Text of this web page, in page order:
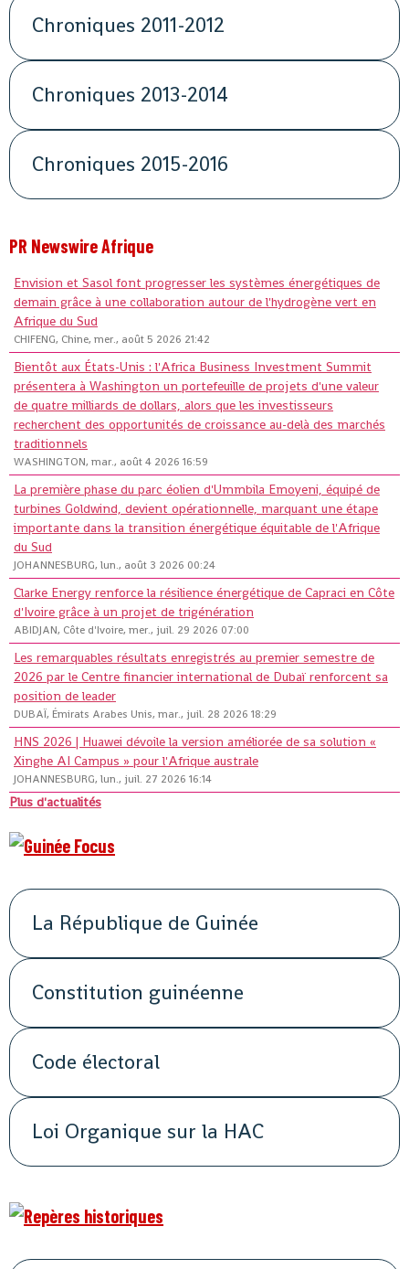
Chroniques 2011-2012
Chroniques 2013-2014
Chroniques 2015-2016
PR Newswire Afrique
Envision et Sasol font progresser les systèmes énergétiques de
demain grâce à une collaboration autour de l'hydrogène vert en
Afrique du Sud
CHIFENG, Chine, mer., août 5 2026 21:42
Bientôt aux États-Unis : l'Africa Business Investment Summit
présentera à Washington un portefeuille de projets d'une valeur
de quatre milliards de dollars, alors que les investisseurs
recherchent des opportunités de croissance au-delà des marchés
traditionnels
WASHINGTON, mar., août 4 2026 16:59
La première phase du parc éolien d'Ummbila Emoyeni, équipé de
turbines Goldwind, devient opérationnelle, marquant une étape
importante dans la transition énergétique équitable de l'Afrique
du Sud
JOHANNESBURG, lun., août 3 2026 00:24
Clarke Energy renforce la résilience énergétique de Capraci en Côte
d'Ivoire grâce à un projet de trigénération
ABIDJAN, Côte d'Ivoire, mer., juil. 29 2026 07:00
Les remarquables résultats enregistrés au premier semestre de
2026 par le Centre financier international de Dubaï renforcent sa
position de leader
DUBAÏ, Émirats Arabes Unis, mar., juil. 28 2026 18:29
HNS 2026 | Huawei dévoile la version améliorée de sa solution «
Xinghe AI Campus » pour l'Afrique australe
JOHANNESBURG, lun., juil. 27 2026 16:14
Plus d'actualités
La République de Guinée
Constitution guinéenne
Code électoral
Loi Organique sur la HAC